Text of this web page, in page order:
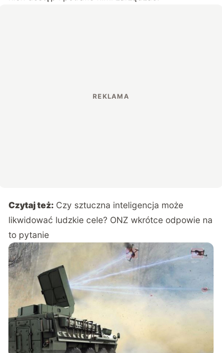
Czytaj też: Czy sztuczna inteligencja może
likwidować ludzkie cele? ONZ wkrótce odpowie na
to pytanie